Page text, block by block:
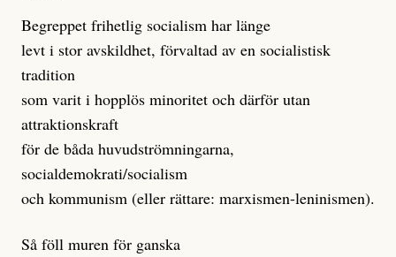
Begreppet frihetlig socialism har länge
levt i stor avskildhet, förvaltad av en socialistisk
tradition
som varit i hopplös minoritet och därför utan
attraktionskraft
för de båda huvudströmningarna,
socialdemokrati/socialism
och kommunism (eller rättare: marxismen-leninismen).
Så föll muren för ganska